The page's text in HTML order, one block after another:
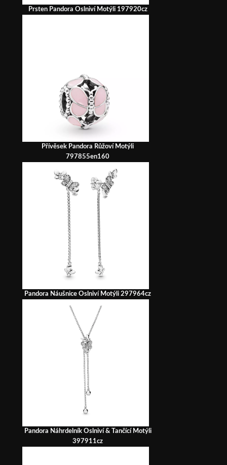
Prsten Pandora Oslniví Motýli 197920cz
Přívěsek Pandora Růžoví Motýli
797855en160
Pandora Náušnice Oslniví Motýli 297964cz
Pandora Náhrdelník Oslniví & Tančící Motýli
397911cz